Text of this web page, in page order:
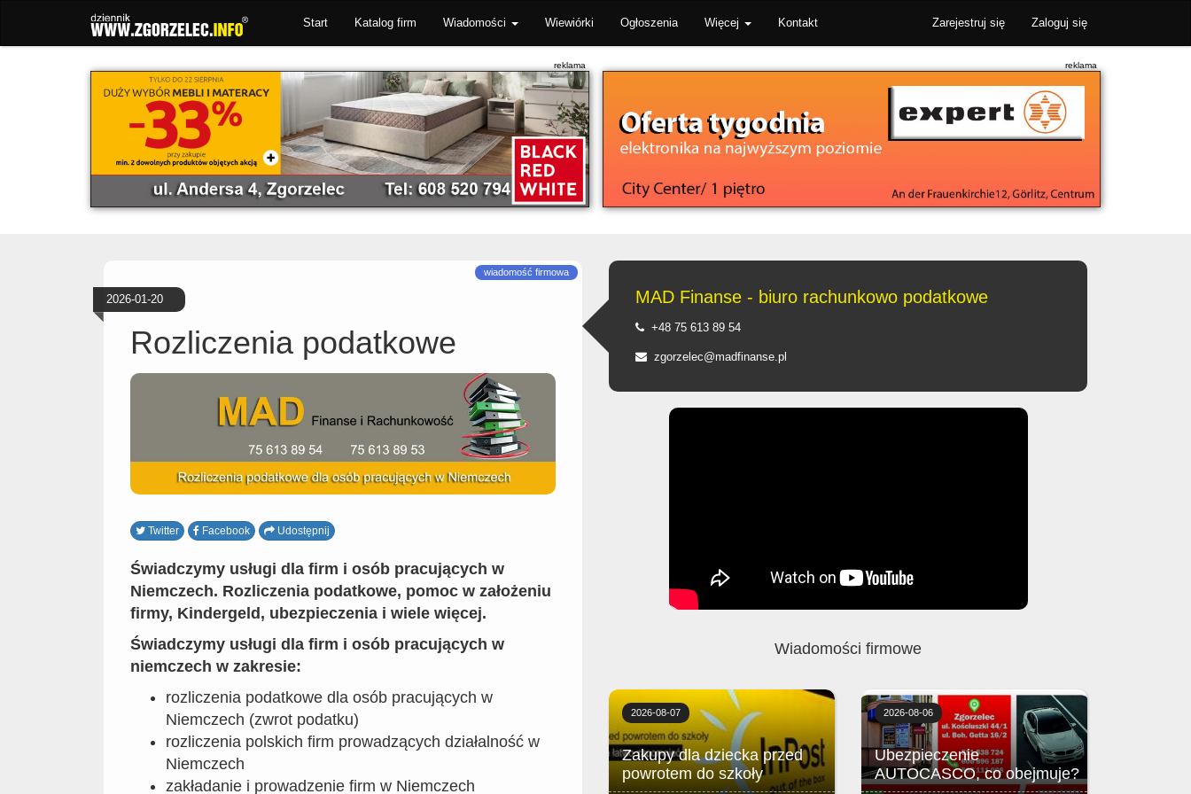
Start Katalog firm Wiadomości Wiewiórki Ogłoszenia Więcej Kontakt Zarejestruj się Zaloguj się
2026-01-20
Rozliczenia podatkowe
Twitter Facebook Udostępnij
Świadczymy usługi dla firm i osób pracujących w
Niemczech. Rozliczenia podatkowe, pomoc w założeniu
firmy, Kindergeld, ubezpieczenia i wiele więcej.
Świadczymy usługi dla firm i osób pracujących w
niemczech w zakresie:
rozliczenia podatkowe dla osób pracujących w
Niemczech (zwrot podatku)
rozliczenia polskich firm prowadzących działalność w
Niemczech
zakładanie i prowadzenie firm w Niemczech
MAD Finanse - biuro rachunkowo podatkowe
+48 75 613 89 54
zgorzelec@madfinanse.pl
Wiadomości firmowe
Zakupy dla dziecka przed
powrotem do szkoły
2026-08-07
Ubezpieczenie
AUTOCASCO, co obejmuje?
2026-08-06